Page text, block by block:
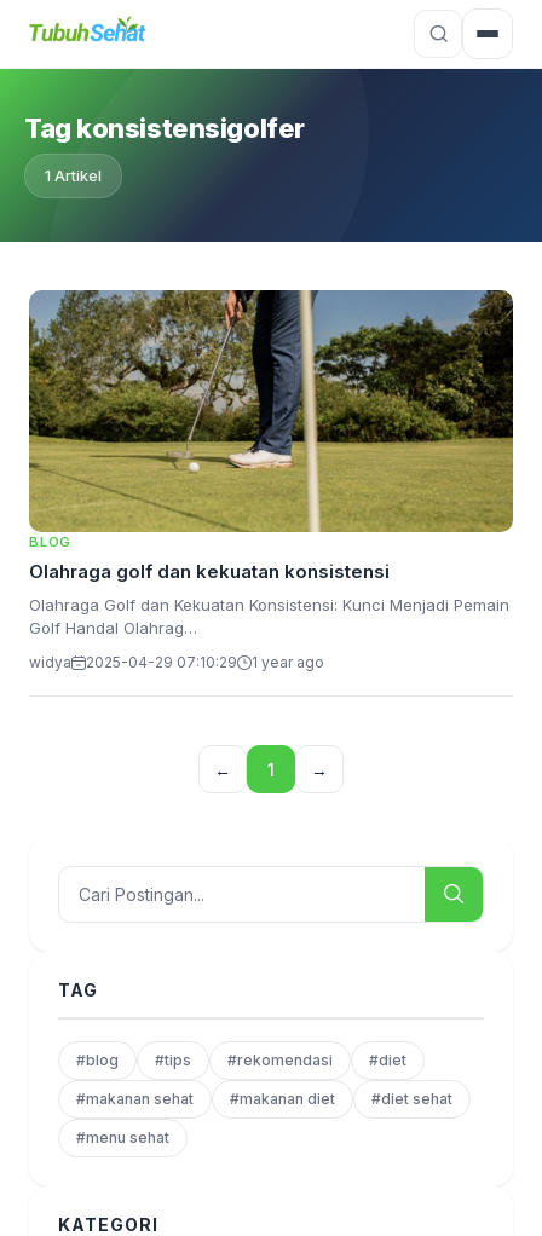
Tag konsistensigolfer
1 Artikel
BLOG
Olahraga golf dan kekuatan konsistensi
Olahraga Golf dan Kekuatan Konsistensi: Kunci Menjadi Pemain
Golf Handal Olahrag…
widya 2025-04-29 07:10:29 1 year ago
← 1 →
TAG
#blog #tips #rekomendasi #diet
#makanan sehat #makanan diet #diet sehat
#menu sehat
KATEGORI